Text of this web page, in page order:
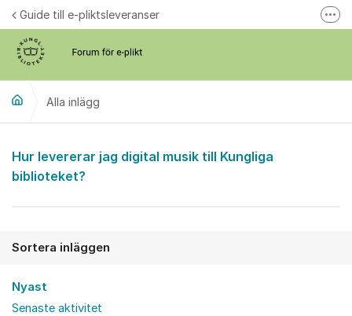
Hoppa till innehåll
Guide till e-pliktsleveranser
Alla inlägg
Alla inlägg
Hur levererar jag digital musik till Kungliga
biblioteket?
Sortera inläggen
Nyast
Senaste aktivitet